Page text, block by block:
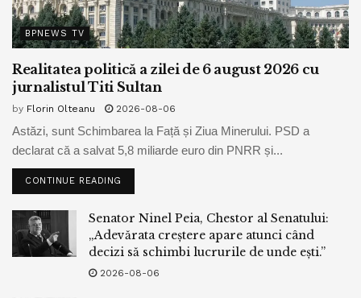
BPNEWS TV
Realitatea politică a zilei de 6 august 2026 cu
jurnalistul Titi Sultan
by Florin Olteanu 2026-08-06
Astăzi, sunt Schimbarea la Față și Ziua Minerului. PSD a
declarat că a salvat 5,8 miliarde euro din PNRR și...
CONTINUE READING
Senator Ninel Peia, Chestor al Senatului:
„Adevărata creștere apare atunci când
decizi să schimbi lucrurile de unde ești.”
2026-08-06